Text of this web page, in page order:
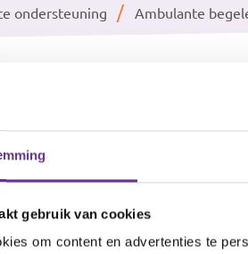
gebruik van cookies
om content en advertenties te
ondersteuning Ambulante